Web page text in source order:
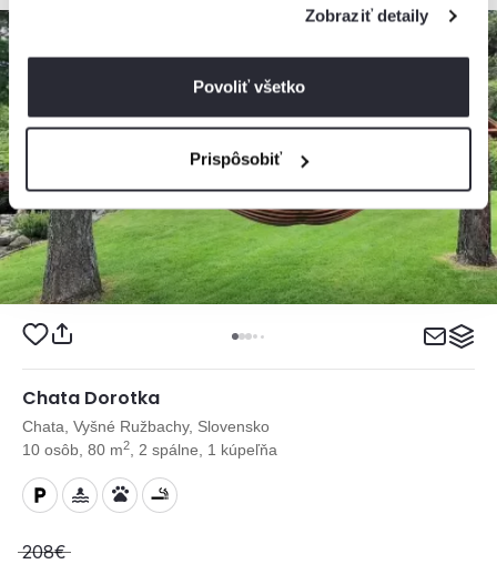
Zobraziť detaily
Povoliť všetko
Prispôsobiť
Chata Dorotka
Chata, Vyšné Ružbachy, Slovensko
10 osôb, 80 m2 , 2 spálne, 1 kúpeľňa
208€